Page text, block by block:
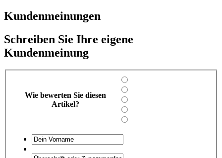
Kundenmeinungen
Schreiben Sie Ihre eigene
Kundenmeinung
Wie bewerten Sie diesen
Artikel?